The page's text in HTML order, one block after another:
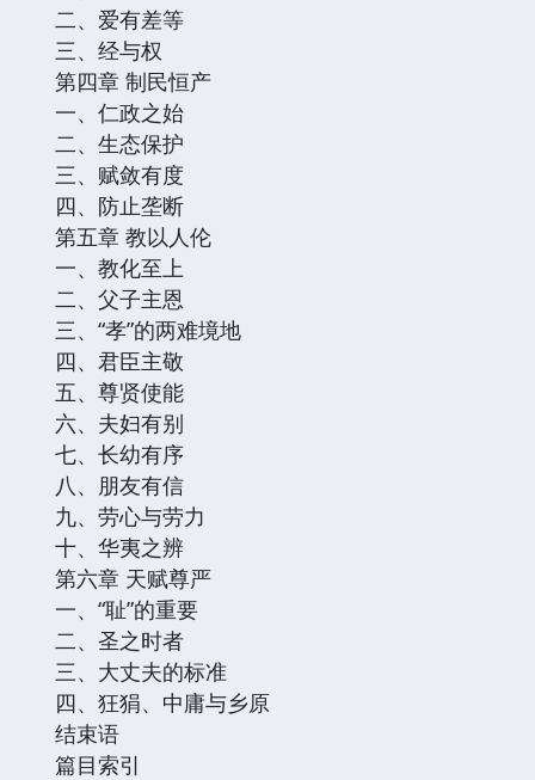
二、爱有差等
三、经与权
第四章 制民恒产
一、仁政之始
二、生态保护
三、赋敛有度
四、防止垄断
第五章 教以人伦
一、教化至上
二、父子主恩
三、“孝”的两难境地
四、君臣主敬
五、尊贤使能
六、夫妇有别
七、长幼有序
八、朋友有信
九、劳心与劳力
十、华夷之辨
第六章 天赋尊严
一、“耻”的重要
二、圣之时者
三、大丈夫的标准
四、狂狷、中庸与乡原
结束语
篇目索引